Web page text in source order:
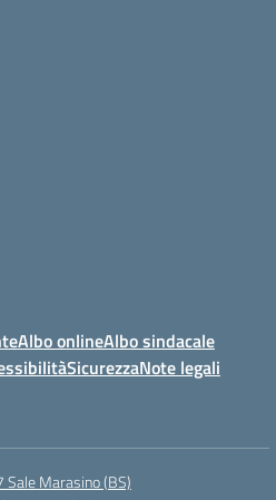
Albo onlineAlbo sindacale
SicurezzaNote legali
Marasino (BS)